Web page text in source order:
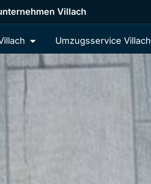
Villach
Umzugsservice Villach